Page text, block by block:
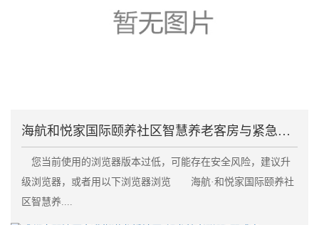
海航和悦家国际颐养社区智慧养老客房与紧急呼叫系统失
您当前使用的浏览器版本过低，可能存在安全风险，建议升
级浏览器，或者用以下浏览器浏览 海航·和悦家国际颐养社
区智慧养....